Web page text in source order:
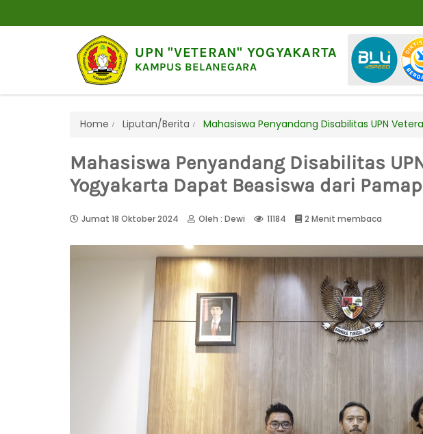
UPN "VETERAN" YOGYAKARTA
KAMPUS BELANEGARA
Home Liputan/Berita Mahasiswa Penyandang Disabilitas UPN
Mahasiswa Penyandang Disabilitas
Yogyakarta Dapat Beasiswa dari
Jumat 18 Oktober 2024 Oleh : Dewi 11184 2 Menit membaca